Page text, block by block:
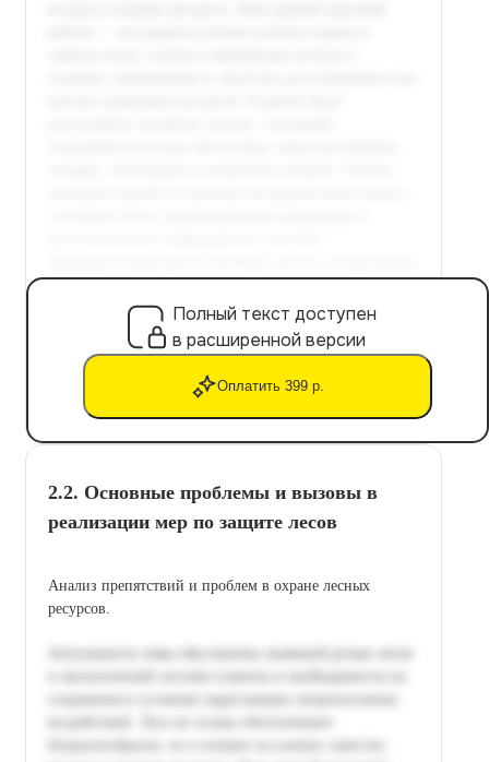
Полный текст доступен
в расширенной версии
Оплатить 399 р.
2.2. Основные проблемы и вызовы в
реализации мер по защите лесов
Анализ препятствий и проблем в охране лесных
ресурсов.